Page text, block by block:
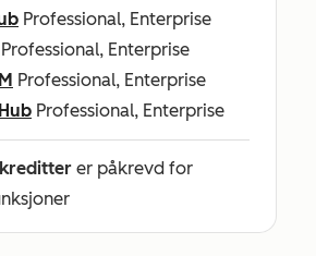
Professional, Enterprise
Professional, Enterprise
Professional, Enterprise
Professional, Enterprise
er påkrevd for